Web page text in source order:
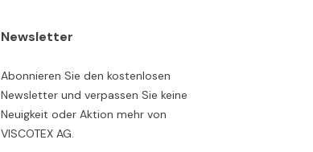
Newsletter
Abonnieren Sie den kostenlosen
Newsletter und verpassen Sie keine
Neuigkeit oder Aktion mehr von
VISCOTEX AG.